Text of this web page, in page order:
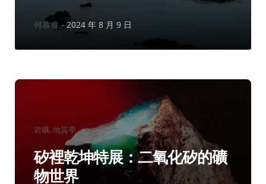
作
何恭睿 2024 年 8 月 9 日
分
類：
岩礦 地質學
矽裡乾坤特展：二氧化矽的礦
物世界